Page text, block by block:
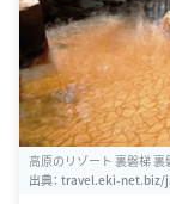
高原のリゾート 裏磐梯 裏
出典： travel.eki-net.biz/